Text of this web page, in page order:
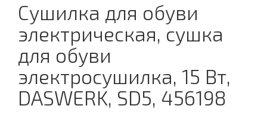
Сушилка для обуви
электрическая, сушка
для обуви
электросушилка, 15 Вт,
DASWERK, SD5, 456198